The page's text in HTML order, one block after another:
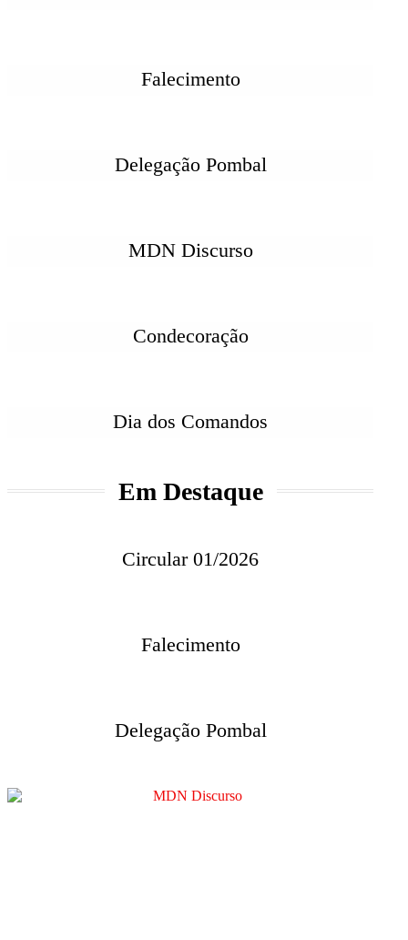
Falecimento
Delegação Pombal
MDN Discurso
Condecoração
Dia dos Comandos
Em Destaque
Circular 01/2026
Falecimento
Delegação Pombal